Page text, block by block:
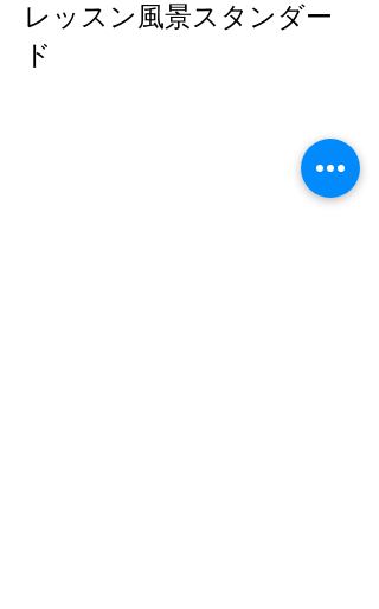
レッスン風景スタンダー
ド